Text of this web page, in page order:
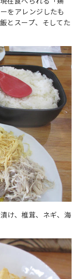
をアレンジしたも
とスープ、そしてた
け、椎茸、ネギ、海